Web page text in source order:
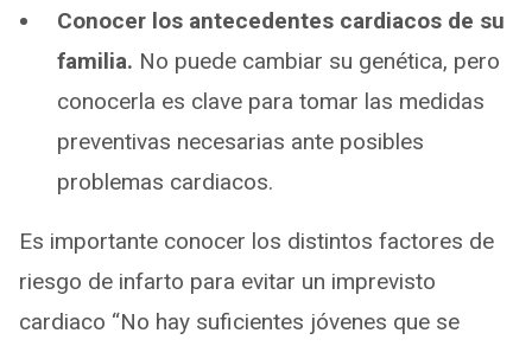
Conocer los antecedentes cardiacos de su
familia. No puede cambiar su genética, pero
conocerla es clave para tomar las medidas
preventivas necesarias ante posibles
problemas cardiacos.
Es importante conocer los distintos factores de
riesgo de infarto para evitar un imprevisto
cardiaco “No hay suficientes jóvenes que se